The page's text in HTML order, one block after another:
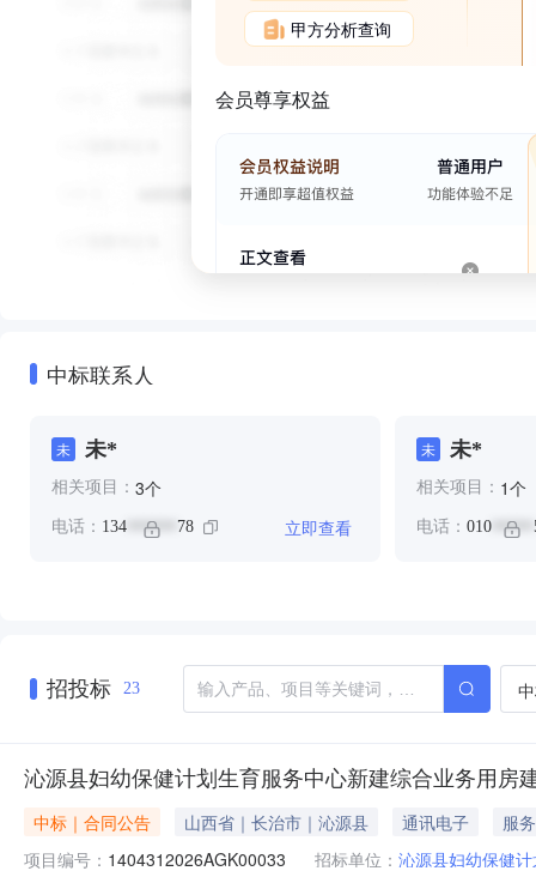
甲方分析查询
会员尊享权益
中标联系人
未 未*
相关项目： 3个
电话： 134 ****** 78 立即查看
未 未*
相关项目： 1个
电话： 010*****
招投标 23
沁源县妇幼保健计划生育服务中心新建综合业务用房
中标｜合同公告 山西省｜长治市｜沁源县 通讯电子
服务
项目编号： 1404312026AGK00033 招标单位： 沁源县妇幼保健